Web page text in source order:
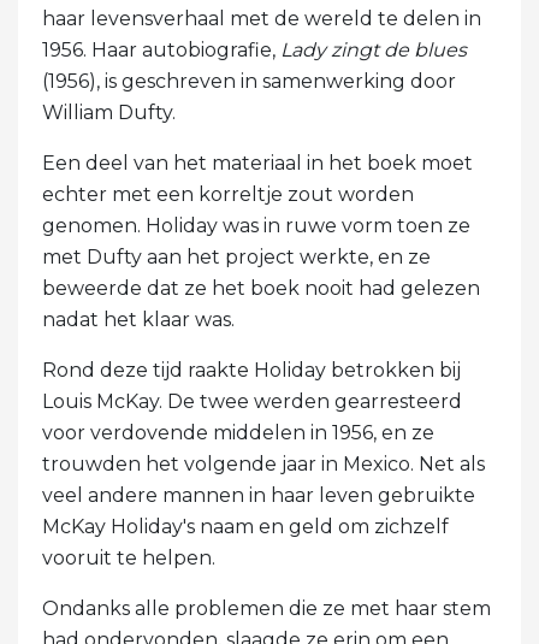
haar levensverhaal met de wereld te delen in
1956. Haar autobiografie, Lady zingt de blues
(1956), is geschreven in samenwerking door
William Dufty.
Een deel van het materiaal in het boek moet
echter met een korreltje zout worden
genomen. Holiday was in ruwe vorm toen ze
met Dufty aan het project werkte, en ze
beweerde dat ze het boek nooit had gelezen
nadat het klaar was.
Rond deze tijd raakte Holiday betrokken bij
Louis McKay. De twee werden gearresteerd
voor verdovende middelen in 1956, en ze
trouwden het volgende jaar in Mexico. Net als
veel andere mannen in haar leven gebruikte
McKay Holiday's naam en geld om zichzelf
vooruit te helpen.
Ondanks alle problemen die ze met haar stem